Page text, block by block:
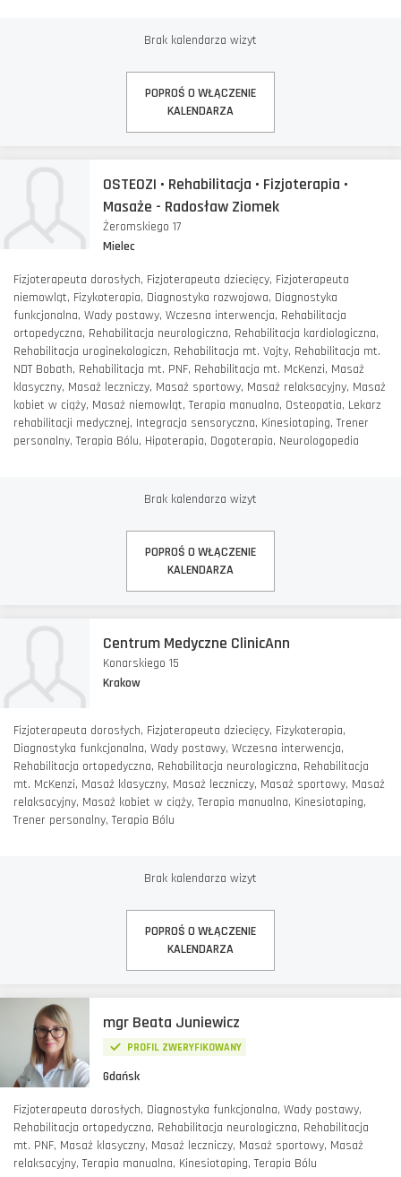
Brak kalendarza wizyt
POPROŚ O WŁĄCZENIE
KALENDARZA
OSTEOZI • Rehabilitacja • Fizjoterapia •
Masaże - Radosław Ziomek
Żeromskiego 17
Mielec
Fizjoterapeuta dorosłych, Fizjoterapeuta dziecięcy, Fizjoterapeuta
niemowląt, Fizykoterapia, Diagnostyka rozwojowa, Diagnostyka
funkcjonalna, Wady postawy, Wczesna interwencja, Rehabilitacja
ortopedyczna, Rehabilitacja neurologiczna, Rehabilitacja kardiologiczna,
Rehabilitacja uroginekologiczn, Rehabilitacja mt. Vojty, Rehabilitacja mt.
NDT Bobath, Rehabilitacja mt. PNF, Rehabilitacja mt. McKenzi, Masaż
klasyczny, Masaż leczniczy, Masaż sportowy, Masaż relaksacyjny, Masaż
kobiet w ciąży, Masaż niemowląt, Terapia manualna, Osteopatia, Lekarz
rehabilitacji medycznej, Integracja sensoryczna, Kinesiotaping, Trener
personalny, Terapia Bólu, Hipoterapia, Dogoterapia, Neurologopedia
Brak kalendarza wizyt
POPROŚ O WŁĄCZENIE
KALENDARZA
Centrum Medyczne ClinicAnn
Konarskiego 15
Krakow
Fizjoterapeuta dorosłych, Fizjoterapeuta dziecięcy, Fizykoterapia,
Diagnostyka funkcjonalna, Wady postawy, Wczesna interwencja,
Rehabilitacja ortopedyczna, Rehabilitacja neurologiczna, Rehabilitacja
mt. McKenzi, Masaż klasyczny, Masaż leczniczy, Masaż sportowy, Masaż
relaksacyjny, Masaż kobiet w ciąży, Terapia manualna, Kinesiotaping,
Trener personalny, Terapia Bólu
Brak kalendarza wizyt
POPROŚ O WŁĄCZENIE
KALENDARZA
mgr Beata Juniewicz
PROFIL ZWERYFIKOWANY
Gdańsk
Fizjoterapeuta dorosłych, Diagnostyka funkcjonalna, Wady postawy,
Rehabilitacja ortopedyczna, Rehabilitacja neurologiczna, Rehabilitacja
mt. PNF, Masaż klasyczny, Masaż leczniczy, Masaż sportowy, Masaż
relaksacyjny, Terapia manualna, Kinesiotaping, Terapia Bólu